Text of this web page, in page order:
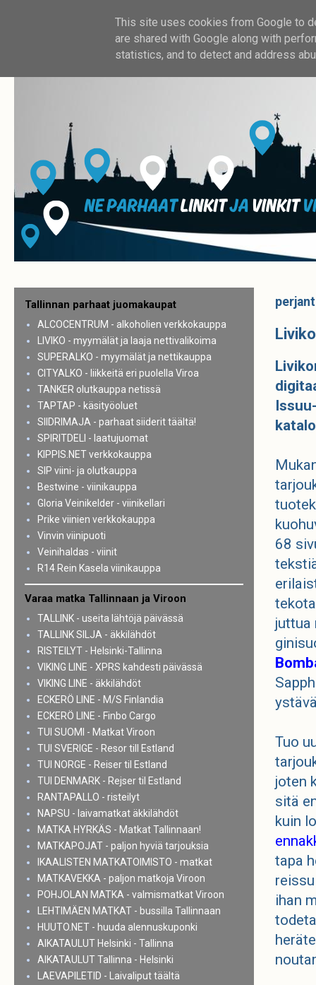
68
juttua
Tuo
joten
sitä
kuin
tapa
ihan
Tallinnan parhaat juomakaupat
ALCOCENTRUM - alkoholien verkkokauppa
LIVIKO - myymälät ja laaja nettivalikoima
SUPERALKO - myymälät ja nettikauppa
CITYALKO - liikkeitä eri puolella Viroa
TANKER olutkauppa netissä
TAPTAP - käsityöoluet
SIIDRIMAJA - parhaat siiderit täältä!
SPIRITDELI - laatujuomat
KIPPIS.NET verkkokauppa
SIP viini- ja olutkauppa
Bestwine - viinikauppa
Gloria Veinikelder - viinikellari
Prike viinien verkkokauppa
Vinvin viinipuoti
Veinihaldas - viinit
R14 Rein Kasela viinikauppa
Varaa matka Tallinnaan ja Viroon
TALLINK - useita lähtöjä päivässä
TALLINK SILJA - äkkilähdöt
RISTEILYT - Helsinki-Tallinna
VIKING LINE - XPRS kahdesti päivässä
VIKING LINE - äkkilähdöt
ECKERÖ LINE - M/S Finlandia
ECKERÖ LINE - Finbo Cargo
TUI SUOMI - Matkat Viroon
TUI SVERIGE - Resor till Estland
TUI NORGE - Reiser til Estland
TUI DENMARK - Rejser til Estland
RANTAPALLO - risteilyt
NAPSU - laivamatkat äkkilähdöt
MATKA HYRKÄS - Matkat Tallinnaan!
MATKAPOJAT - paljon hyviä tarjouksia
IKAALISTEN MATKATOIMISTO - matkat
MATKAVEKKA - paljon matkoja Viroon
POHJOLAN MATKA - valmismatkat Viroon
LEHTIMÄEN MATKAT - bussilla Tallinnaan
HUUTO.NET - huuda alennuskuponki
AIKATAULUT Helsinki - Tallinna
AIKATAULUT Tallinna - Helsinki
LAEVAPILETID - Laivaliput täältä
This site uses cookies from Google to
are shared with Google along with
statistics, and to detect and address